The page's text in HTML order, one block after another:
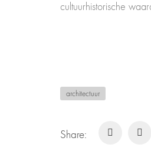
cultuurhistorische
architectuur
Share: